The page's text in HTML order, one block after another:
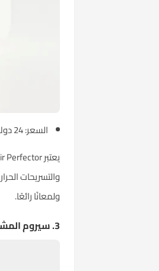
السعر: 24 دولار
والتسريحات
ولمعانًا رائعًا.
3. سيروم المشاهير: The Beauty Sandwich Ss02 Snatching Sauce